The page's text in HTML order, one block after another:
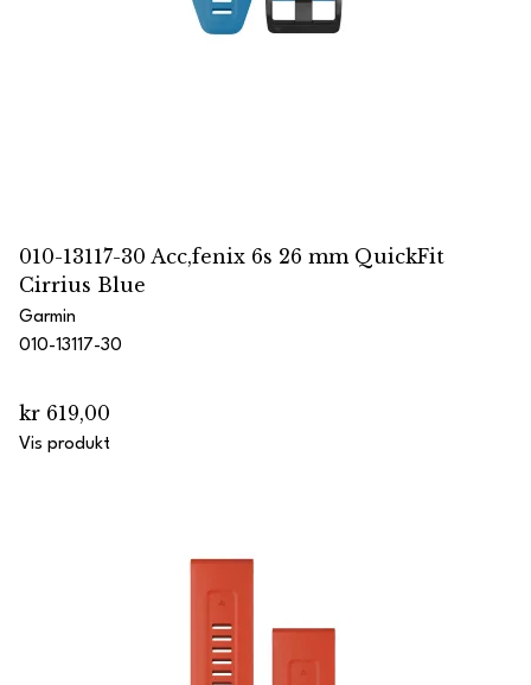
010-13117-30 Acc,fenix 6s 26 mm QuickFit
Cirrius Blue
Garmin
010-13117-30
kr 619,00
Vis produkt